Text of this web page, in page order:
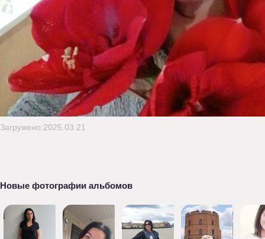
Загружено:2025.03.21
Новые фотографии альбомов